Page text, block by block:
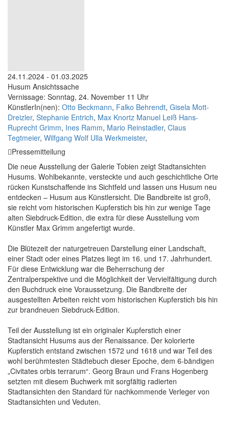
24.11.2024 - 01.03.2025
Husum Ansichtssache
Vernissage: Sonntag, 24. November 11 Uhr
KünstlerIn(nen): Otto Beckmann, Falko Behrendt, Gisela Mott-
Dreizler, Stephanie Entrich, Max Knortz Manuel Leiß Hans-
Ruprecht Grimm, Ines Ramm, Mario Reinstadler, Claus
Tegtmeier, Wilfgang Wolf Ulla Werkmeister,
Pressemitteilung
Die neue Ausstellung der Galerie Tobien zeigt Stadtansichten
Husums. Wohlbekannte, versteckte und auch geschichtliche Orte
rücken Kunstschaffende ins Sichtfeld und lassen uns Husum neu
entdecken – Husum aus Künstlersicht. Die Bandbreite ist groß,
sie reicht vom historischen Kupferstich bis hin zur wenige Tage
alten Siebdruck-Edition, die extra für diese Ausstellung vom
Künstler Max Grimm angefertigt wurde.
Die Blütezeit der naturgetreuen Darstellung einer Landschaft,
einer Stadt oder eines Platzes liegt im 16. und 17. Jahrhundert.
Für diese Entwicklung war die Beherrschung der
Zentralperspektive und die Möglichkeit der Vervielfältigung durch
den Buchdruck eine Voraussetzung. Die Bandbreite der
ausgestellten Arbeiten reicht vom historischen Kupferstich bis hin
zur brandneuen Siebdruck-Edition.
Teil der Ausstellung ist ein originaler Kupferstich einer
Stadtansicht Husums aus der Renaissance. Der kolorierte
Kupferstich entstand zwischen 1572 und 1618 und war Teil des
wohl berühmtesten Städtebuch dieser Epoche, dem 6-bändigen
„Civitates orbis terrarum“. Georg Braun und Frans Hogenberg
setzten mit diesem Buchwerk mit sorgfältig radierten
Stadtansichten den Standard für nachkommende Verleger von
Stadtansichten und Veduten.